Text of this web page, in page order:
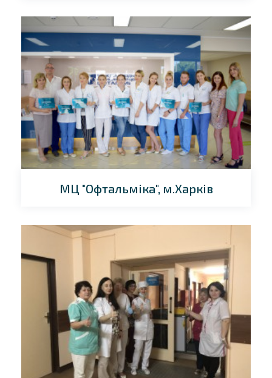
МЦ "Офтальміка", м.Харків